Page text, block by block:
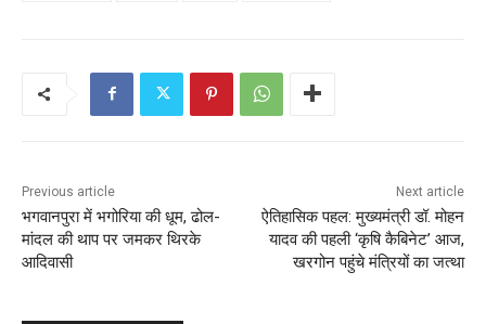
Previous article
भगवानपुरा में भगोरिया की धूम, ढोल-
मांदल की थाप पर जमकर थिरके
आदिवासी
Next article
ऐतिहासिक पहल: मुख्यमंत्री डॉ. मोहन
यादव की पहली ‘कृषि कैबिनेट’ आज,
खरगोन पहुंचे मंत्रियों का जत्था